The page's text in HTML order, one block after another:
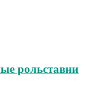
рольставни